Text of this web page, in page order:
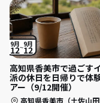
9月
12
9月
12
高知県香美市で過ごす
派の休日を日帰りで体
アー（9/12開催）
高知県香美市（土佐山田駅〜物